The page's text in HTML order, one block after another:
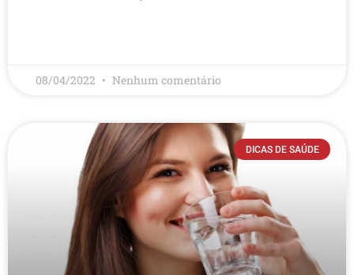
08/04/2022 Nenhum comentário
DICAS DE SAÚDE